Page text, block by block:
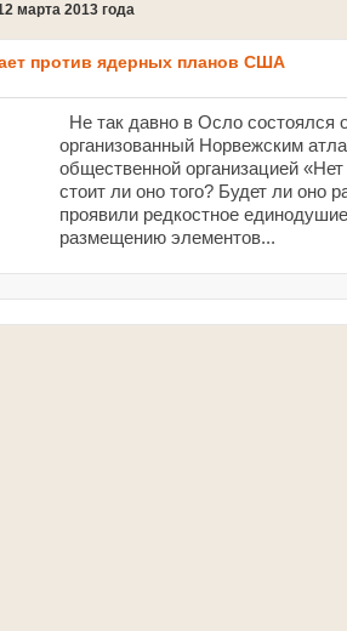
марта 2013 года
против ядерных планов США
Не так давно в Осло состоялся
организованный Норвежским
общественной организацией
стоит ли оно того? Будет ли оно
проявили редкостное
размещению элементов...